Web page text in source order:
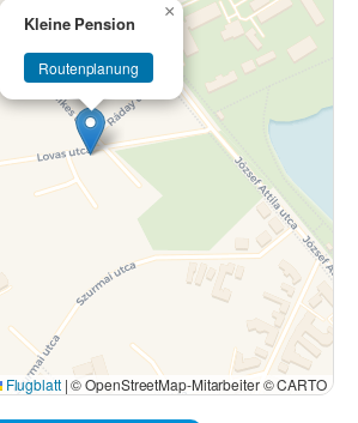
Kleine Pension
Routenplanung
×
Flugblatt |© OpenStreetMap-Mitarbeiter © CARTO